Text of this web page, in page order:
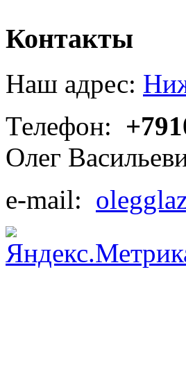
Контакты
Наш адрес:
Телефон:
Олег
e-mail: